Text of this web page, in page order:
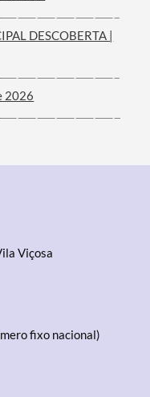
DESCOBERTA |
2026
Viçosa
fixo nacional)